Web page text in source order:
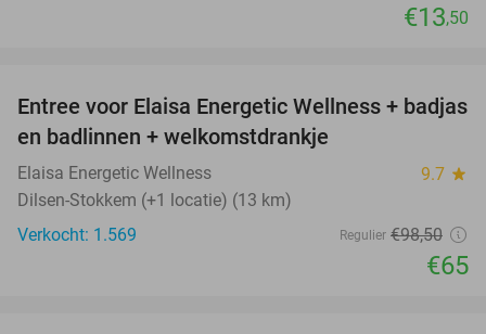
€13,50
34%
Entree voor Elaisa Energetic Wellness + badjas
en badlinnen + welkomstdrankje
Elaisa Energetic Wellness 9.7 star
Dilsen-Stokkem (+1 locatie) (13 km)
Verkocht: 1.569
Regulier €98,50
€65